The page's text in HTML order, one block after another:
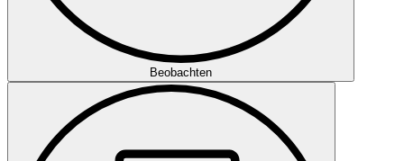
Beobachten